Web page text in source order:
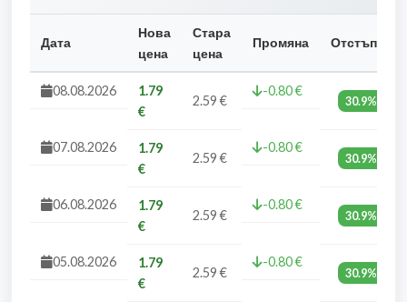
Дата
Нова
цена
Стара
цена
Промяна Отстъпка
08.08.2026
1.79
€
2.59 €
-0.80 €
30.9%
07.08.2026
1.79
€
2.59 €
-0.80 €
30.9%
06.08.2026
1.79
€
2.59 €
-0.80 €
30.9%
05.08.2026
1.79
€
2.59 €
-0.80 €
30.9%